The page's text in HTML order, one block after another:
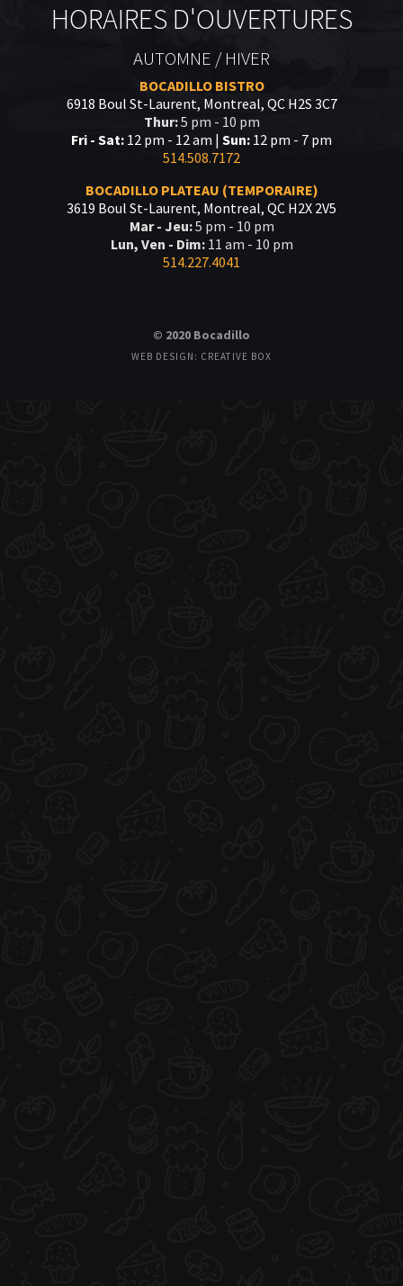
HORAIRES D'OUVERTURES
AUTOMNE / HIVER
BOCADILLO BISTRO
6918 Boul St-Laurent, Montreal, QC H2S 3C7
Thur:5 pm - 10 pm
Fri - Sat: 12 pm - 12 am | Sun: 12 pm - 7 pm
514.508.7172
BOCADILLO PLATEAU (TEMPORAIRE)
3619 Boul St-Laurent, Montreal, QC H2X 2V5
Mar - Jeu:5 pm - 10 pm
Lun, Ven - Dim:11 am - 10 pm
514.227.4041
© 2020 Bocadillo
WEB DESIGN: CREATIVE BOX